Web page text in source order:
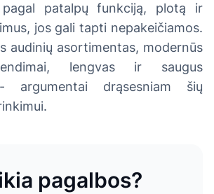
pagal patalpų funkciją, plotą ir
jos gali tapti nepakeičiamos.
audinių asortimentas, modernūs
lengvas ir saugus
argumentai drąsesniam šių
pagalbos?